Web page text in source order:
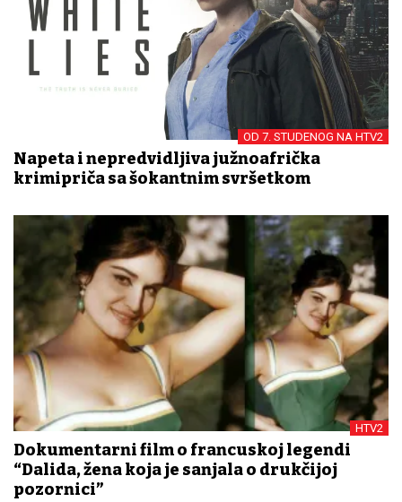
OD 7. STUDENOG NA HTV2
Napeta i nepredvidljiva južnoafrička
krimipriča sa šokantnim svršetkom
HTV2
Dokumentarni film o francuskoj legendi
“Dalida, žena koja je sanjala o drukčijoj
pozornici”